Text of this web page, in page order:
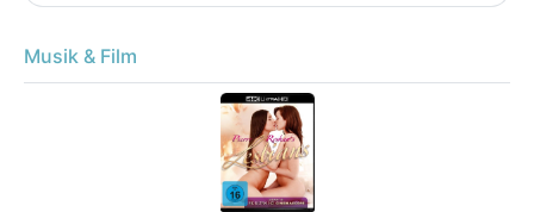
Musik & Film